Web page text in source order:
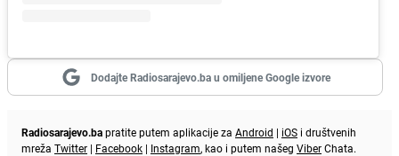
Dodajte Radiosarajevo.ba u omiljene Google izvore
Radiosarajevo.bapratite putem aplikacije za Android | iOS i društvenih
mreža Twitter | Facebook | Instagram, kao i putem našeg ViberChata.